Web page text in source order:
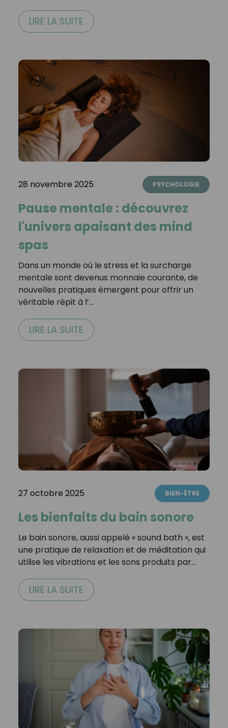
LIRE LA SUITE
28 novembre 2025 PSYCHOLOGIE
Pause mentale : découvrez
l'univers apaisant des mind
spas
Dans un monde où le stress et la surcharge
mentale sont devenus monnaie courante, de
nouvelles pratiques émergent pour offrir un
véritable répit à l’…
LIRE LA SUITE
27 octobre 2025 BIEN-ÊTRE
Les bienfaits du bain sonore
Le bain sonore, aussi appelé « sound bath », est
une pratique de relaxation et de méditation qui
utilise les vibrations et les sons produits par…
LIRE LA SUITE